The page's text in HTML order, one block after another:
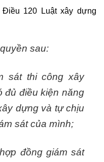
Điều 120 Luật xây dựng
sau:
sát thi công xây
đủ điều kiện năng
dựng và tự chịu
sát của mình;
đồng giám sát